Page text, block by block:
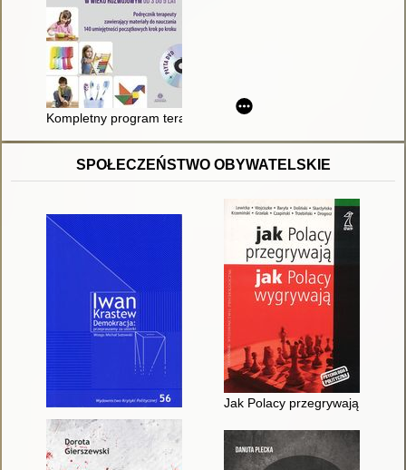
Kompletny program terapii SAZ dla osób z zaburzeniami ze
SPOŁECZEŃSTWO OBYWATELSKIE
Jak Polacy przegrywają, jak